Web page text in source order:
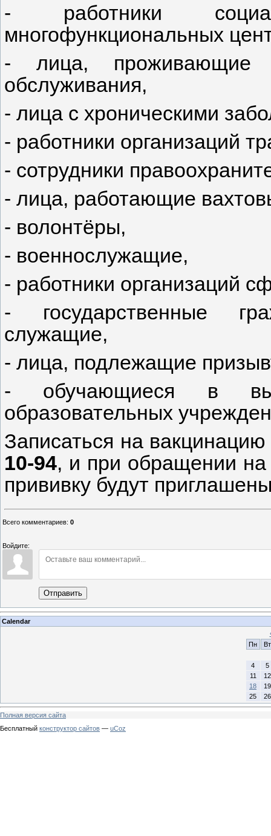
- работники
многофункциональных
- лица, проживающие в
обслуживания,
- лица с хроническими
- работники организаций
- сотрудники
- лица, работающие
- волонтёры,
- военнослужащие,
- работники организаций
- государственные
служащие,
- лица, подлежащие
- обучающиеся в
образовательных
Записаться на
10-94, и при обращении
прививку будут
Всего комментариев: 0
Войдите:
Отправить
Calendar
Пн
Вт
4
5
11
12
18
19
25
26
Полная версия сайта
Бесплатный конструктор сайтов — uCoz